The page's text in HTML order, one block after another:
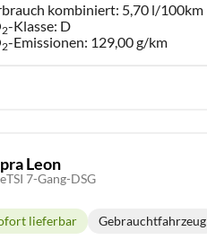
kombiniert: 5,70 l/100km
2-Klasse: D
2-Emissionen: 129,00 g/km
Leon
7-Gang-DSG
Lieferzeit:
lieferbar Gebrauchtfahrzeug